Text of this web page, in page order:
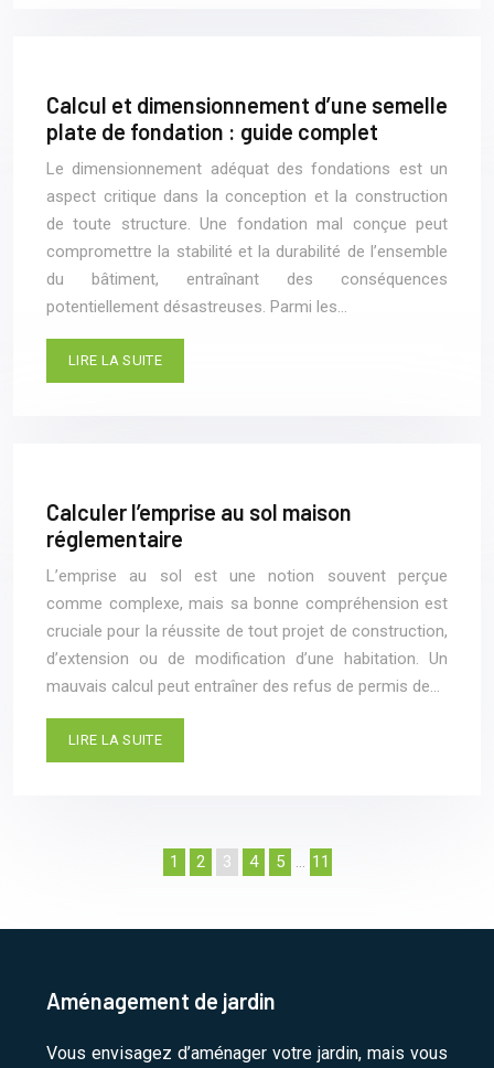
Calcul et dimensionnement d’une semelle
plate de fondation : guide complet
Le dimensionnement adéquat des fondations est un
aspect critique dans la conception et la construction
de toute structure. Une fondation mal conçue peut
compromettre la stabilité et la durabilité de l’ensemble
du bâtiment, entraînant des conséquences
potentiellement désastreuses. Parmi les…
LIRE LA SUITE
Calculer l’emprise au sol maison
réglementaire
L’emprise au sol est une notion souvent perçue
comme complexe, mais sa bonne compréhension est
cruciale pour la réussite de tout projet de construction,
d’extension ou de modification d’une habitation. Un
mauvais calcul peut entraîner des refus de permis de…
LIRE LA SUITE
1 2 3 4 5 11
Aménagement de jardin
Vous envisagez d’aménager votre jardin, mais vous